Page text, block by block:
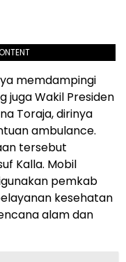
memdampingi
juga Wakil Presiden
Toraja, dirinya
ambulance.
tersebut
Kalla. Mobil
pemkab
kesehatan
alam dan